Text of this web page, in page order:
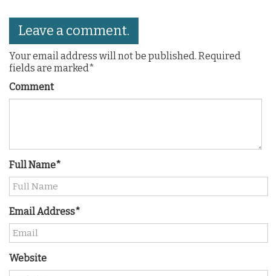
Leave a comment.
Your email address will not be published. Required
fields are marked*
Comment
Full Name*
Email Address*
Website